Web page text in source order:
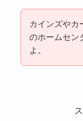
冷凍ペットボト
カインズやカ
のホームセン
よ。